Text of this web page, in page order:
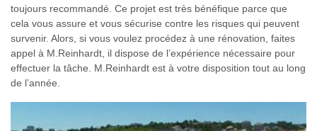
toujours recommandé. Ce projet est très bénéfique parce que
cela vous assure et vous sécurise contre les risques qui peuvent
survenir. Alors, si vous voulez procédez à une rénovation, faites
appel à M.Reinhardt, il dispose de l’expérience nécessaire pour
effectuer la tâche. M.Reinhardt est à votre disposition tout au long
de l’année.